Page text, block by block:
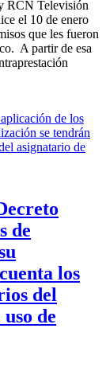
RCN Televisión
el 10 de enero
que les fueron
A partir de esa
de
los
del
de